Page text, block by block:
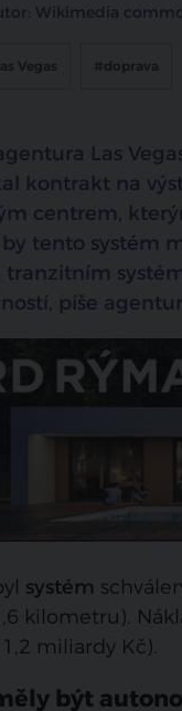
Wikimedia
Vegas #doprava
Las
kontrakt na
centrem,
tento systém
píše
systém
kilometru).
miliardy Kč).
být